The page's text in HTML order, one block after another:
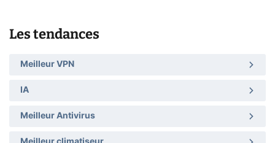
Les tendances
Meilleur VPN
IA
Meilleur Antivirus